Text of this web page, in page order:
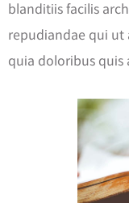
blanditiis facilis
repudiandae qui ut
quia doloribus quis